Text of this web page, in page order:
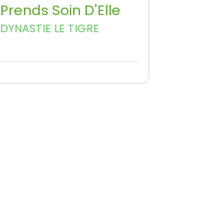
Prends Soin D'Elle
DYNASTIE LE TIGRE